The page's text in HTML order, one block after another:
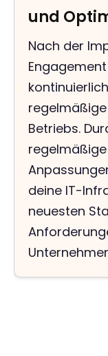
und
Nach der
Betriebs.
deine IT-
neuesten